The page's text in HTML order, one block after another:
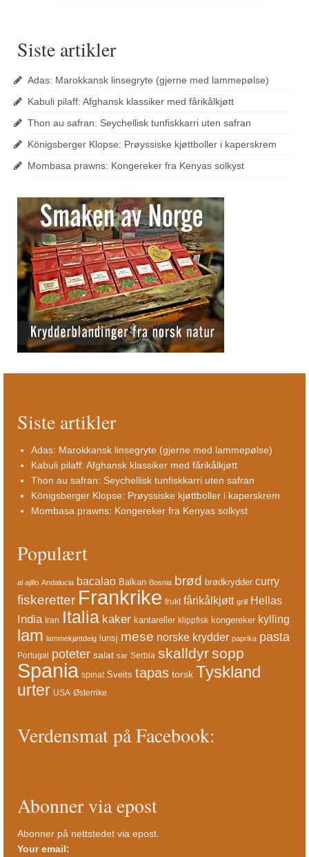
Siste artikler
Adas: Marokkansk linsegryte (gjerne med lammepølse)
Kabuli pilaff: Afghansk klassiker med fårikålkjøtt
Thon au safran: Seychellisk tunfiskkarri uten safran
Königsberger Klopse: Prøyssiske kjøttboller i kaperskrem
Mombasa prawns: Kongereker fra Kenyas solkyst
Siste artikler
Adas: Marokkansk linsegryte (gjerne med lammepølse)
Kabuli pilaff: Afghansk klassiker med fårikålkjøtt
Thon au safran: Seychellisk tunfiskkarri uten safran
Königsberger Klopse: Prøyssiske kjøttboller i kaperskrem
Mombasa prawns: Kongereker fra Kenyas solkyst
Populært
al ajillo Andalucia bacalao Balkan Bosnia brød brødkrydder curry
fiskeretter Frankrike frukt fårikålkjøtt grill Hellas
India Iran Italia kaker kantareller klippfisk kongereker kylling
lam lammekjøttdeig lunsj mese norske krydder paprika pasta
Portugal poteter salat sar Serbia skalldyrsopp
Spania spinat Sveits tapas torsk Tyskland
urter USA Østerrike
Verdensmat på Facebook:
Abonner via epost
Abonner på nettstedet via epost.
Your email: